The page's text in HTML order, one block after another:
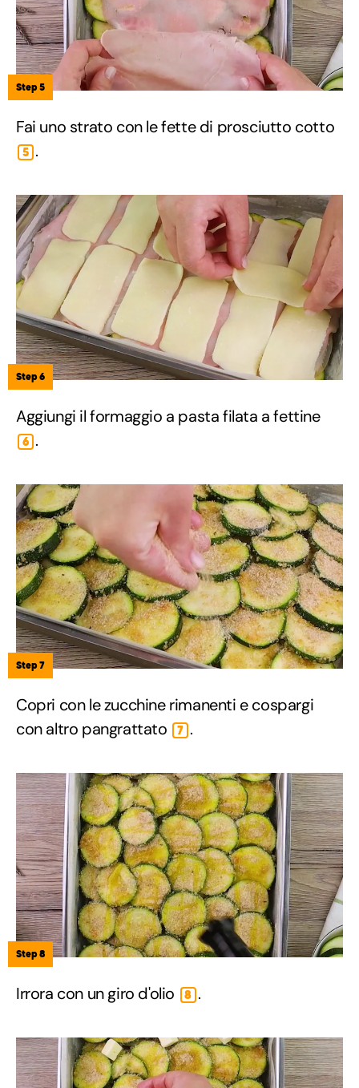
Step 5
Fai uno strato con le fette di prosciutto cotto
5 .
Step 6
Aggiungi il formaggio a pasta filata a fettine
6 .
Step 7
Copri con le zucchine rimanenti e cospargi
con altro pangrattato
7 .
Step 8
Irrora con un giro d'olio 8 .